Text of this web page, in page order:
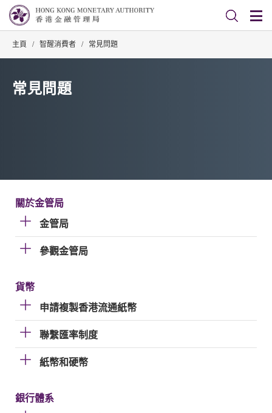
主頁 / 智醒消費者 / 常見問題
常見問題
關於金管局
金管局
參觀金管局
貨幣
申請複製香港流通紙幣
聯繫匯率制度
紙幣和硬幣
銀行體系